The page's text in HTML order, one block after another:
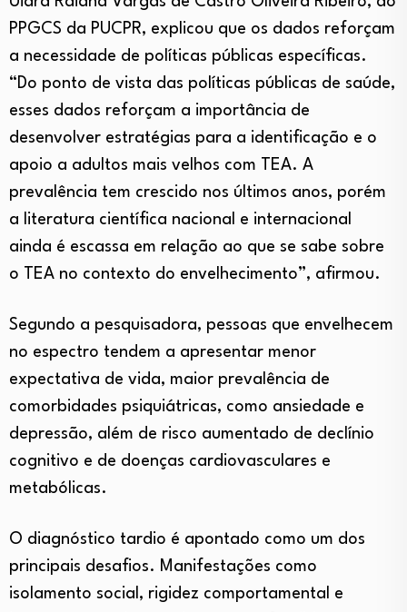
PPGCS da PUCPR, explicou que os dados reforçam
a necessidade de políticas públicas específicas.
“Do ponto de vista das políticas públicas de saúde,
esses dados reforçam a importância de
desenvolver estratégias para a identificação e o
apoio a adultos mais velhos com TEA. A
prevalência tem crescido nos últimos anos, porém
a literatura científica nacional e internacional
ainda é escassa em relação ao que se sabe sobre
o TEA no contexto do envelhecimento”, afirmou.
Segundo a pesquisadora, pessoas que envelhecem
no espectro tendem a apresentar menor
expectativa de vida, maior prevalência de
comorbidades psiquiátricas, como ansiedade e
depressão, além de risco aumentado de declínio
cognitivo e de doenças cardiovasculares e
metabólicas.
O diagnóstico tardio é apontado como um dos
principais desafios. Manifestações como
isolamento social, rigidez comportamental e